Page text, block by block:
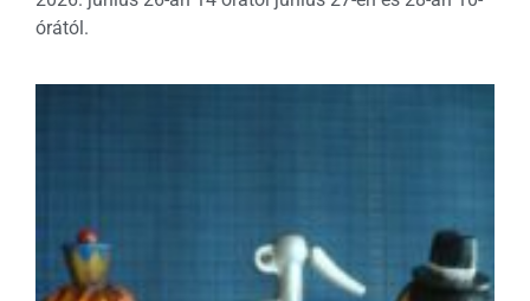
órától.